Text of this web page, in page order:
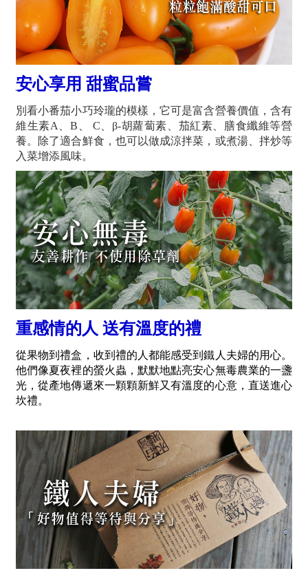
安心享用 甜蜜品嘗
別看小番茄小巧玲瓏的模樣，它可是富含營養價值，含有
維生素A、B、 C、β-胡蘿蔔素、茄紅素、膳食纖維等營
養。除了適合鮮食，也可以做成涼拌菜，或煮湯、拌炒等
入菜增添風味。
重感情的人 送有溫度的禮
從果物到禮盒，收到禮的人都能感受到鐵人夫婦的用心。
他們像夏夜裡的螢火蟲，默默地點亮安心無毒農業的一盞
光，從產地傳遞來一顆顆新鮮又有溫度的心意，直送進心
坎禮。